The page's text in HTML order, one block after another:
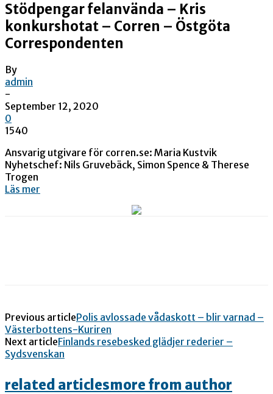
Stödpengar felanvända – Kris
konkurshotat – Corren – Östgöta
Correspondenten
By
admin
-
September 12, 2020
0
1540
Ansvarig utgivare för corren.se: Maria Kustvik
Nyhetschef: Nils Gruvebäck, Simon Spence & Therese
Trogen
Läs mer
Previous articlePolis avlossade vådaskott – blir varnad –
Västerbottens-Kuriren
Next articleFinlands resebesked glädjer rederier –
Sydsvenskan
related articlesmore from author